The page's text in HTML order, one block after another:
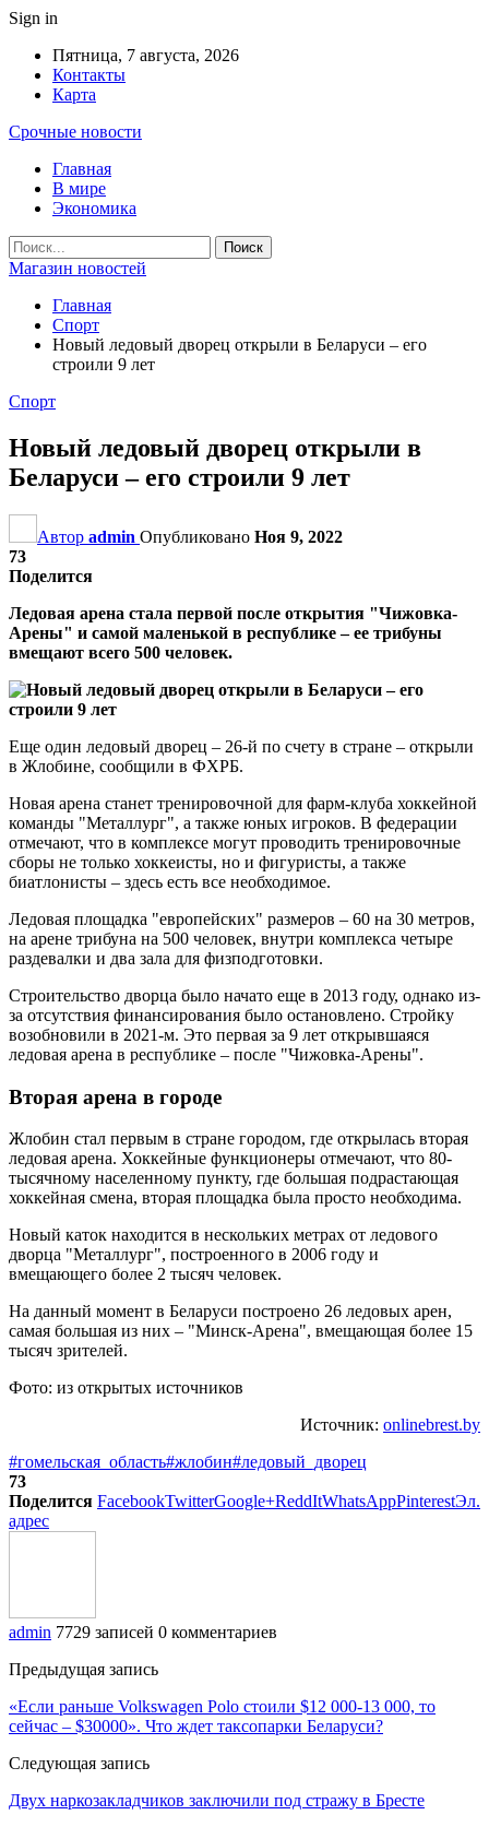
Sign in
Пятница, 7 августа, 2026
Контакты
Карта
Срочные новости
Главная
В мире
Экономика
Магазин новостей
Главная
Спорт
Новый ледовый дворец открыли в Беларуси – его
строили 9 лет
Спорт
Новый ледовый дворец открыли в
Беларуси – его строили 9 лет
Автор admin Опубликовано Ноя 9, 2022
73
Поделится
Ледовая арена стала первой после открытия "Чижовка-
Арены" и самой маленькой в республике – ее трибуны
вмещают всего 500 человек.
Еще один ледовый дворец – 26-й по счету в стране – открыли
в Жлобине, сообщили в ФХРБ.
Новая арена станет тренировочной для фарм-клуба хоккейной
команды "Металлург", а также юных игроков. В федерации
отмечают, что в комплексе могут проводить тренировочные
сборы не только хоккеисты, но и фигуристы, а также
биатлонисты – здесь есть все необходимое.
Ледовая площадка "европейских" размеров – 60 на 30 метров,
на арене трибуна на 500 человек, внутри комплекса четыре
раздевалки и два зала для физподготовки.
Строительство дворца было начато еще в 2013 году, однако из-
за отсутствия финансирования было остановлено. Стройку
возобновили в 2021-м. Это первая за 9 лет открывшаяся
ледовая арена в республике – после "Чижовка-Арены".
Вторая арена в городе
Жлобин стал первым в стране городом, где открылась вторая
ледовая арена. Хоккейные функционеры отмечают, что 80-
тысячному населенному пункту, где большая подрастающая
хоккейная смена, вторая площадка была просто необходима.
Новый каток находится в нескольких метрах от ледового
дворца "Металлург", построенного в 2006 году и
вмещающего более 2 тысяч человек.
На данный момент в Беларуси построено 26 ледовых арен,
самая большая из них – "Минск-Арена", вмещающая более 15
тысяч зрителей.
Фото: из открытых источников
Источник: onlinebrest.by
#гомельская_область#жлобин#ледовый_дворец
73
Поделится FacebookTwitterGoogle+ReddItWhatsAppPinterestЭл.
адрес
admin 7729 записей 0 комментариев
Предыдущая запись
«Если раньше Volkswagen Polo стоили $12 000-13 000, то
сейчас – $30000». Что ждет таксопарки Беларуси?
Следующая запись
Двух наркозакладчиков заключили под стражу в Бресте